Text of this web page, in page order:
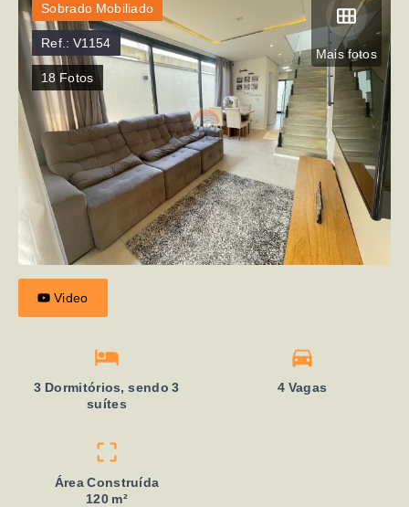
Mais fotos
Sobrado Mobiliado
Ref.:V1154
18 Fotos
Video
3 Dormitórios, sendo 3
suítes
4 Vagas
Área Construída
120 m²